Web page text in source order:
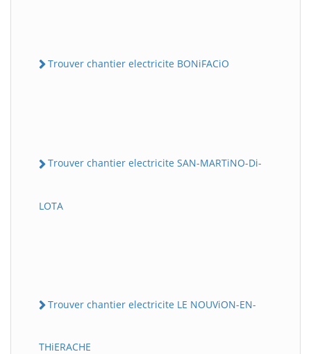
Trouver chantier electricite BONiFACiO
Trouver chantier electricite SAN-MARTiNO-Di-
LOTA
Trouver chantier electricite LE NOUViON-EN-
THiERACHE